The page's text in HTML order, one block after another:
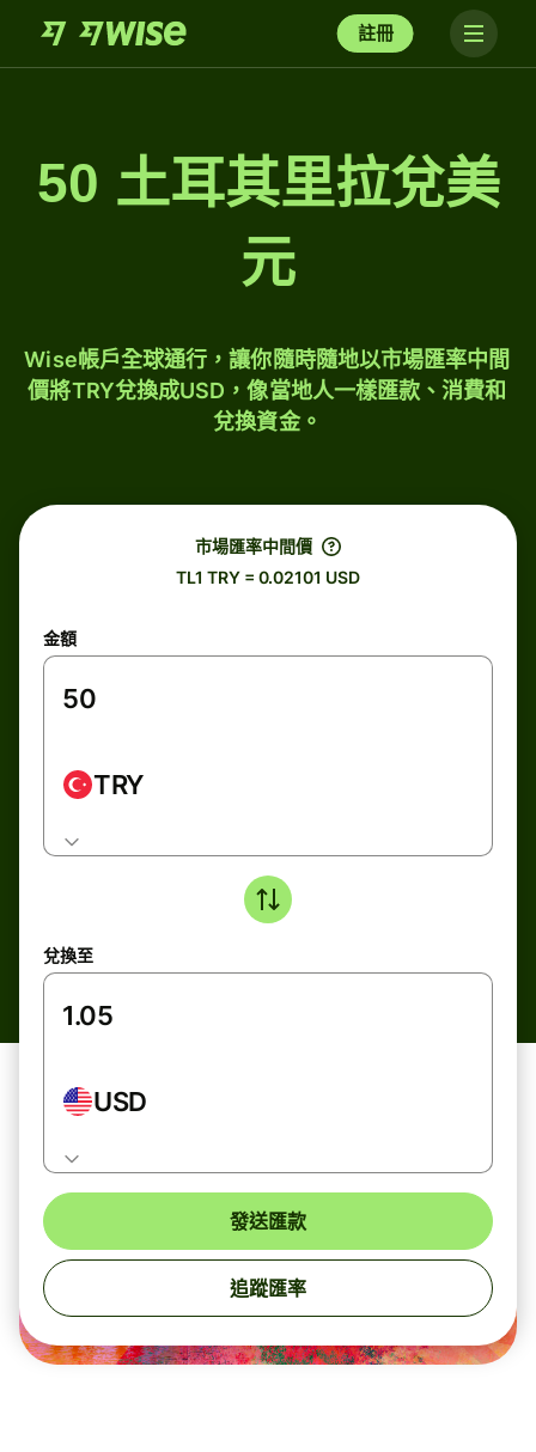
註冊
50 土耳其里拉兌美
元
Wise帳戶全球通行，讓你隨時隨地以市場匯率中間
價將TRY兌換成USD，像當地人一樣匯款、消費和
兌換資金。
市場匯率中間價
TL1 TRY = 0.02101 USD
金額
TRY
兌換至
USD
發送匯款
追蹤匯率